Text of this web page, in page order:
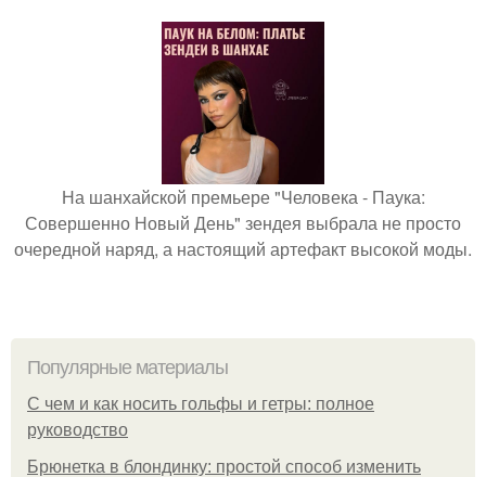
На шанхайской премьере "Человека - Паука:
Совершенно Новый День" зендея выбрала не просто
очередной наряд, а настоящий артефакт высокой моды.
Популярные материалы
С чем и как носить гольфы и гетры: полное
руководство
Брюнетка в блондинку: простой способ изменить